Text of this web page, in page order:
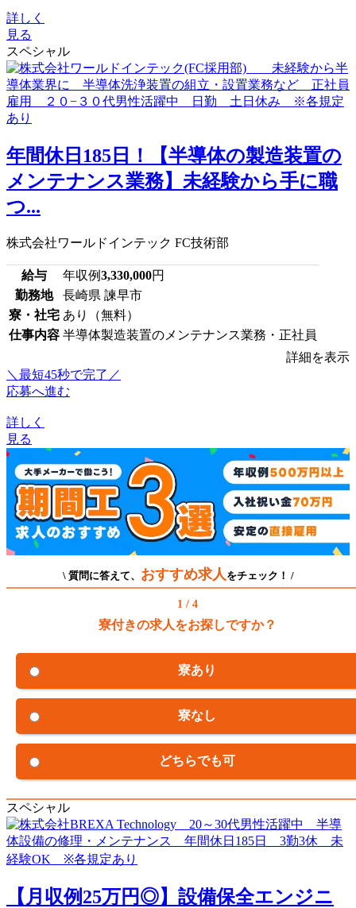
詳しく
見る
スペシャル
年間休日185日！【半導体の製造装置の
メンテナンス業務】未経験から手に職
つ...
株式会社ワールドインテック FC技術部
給与 年収例3,330,000円
勤務地
長崎県 諫早市
寮・社宅 あり（無料）
仕事内容 半導体製造装置のメンテナンス業務・正社員
詳細を表示
＼最短45秒で完了／
応募へ進む
詳しく
見る
\ 質問に答えて、 おすすめ求人 をチェック！ /
1 / 4
寮付きの求人をお探しですか？
寮あり
寮なし
どちらでも可
スペシャル
【月収例25万円◎】設備保全エンジニ